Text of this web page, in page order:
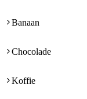
Banaan
Chocolade
Koffie